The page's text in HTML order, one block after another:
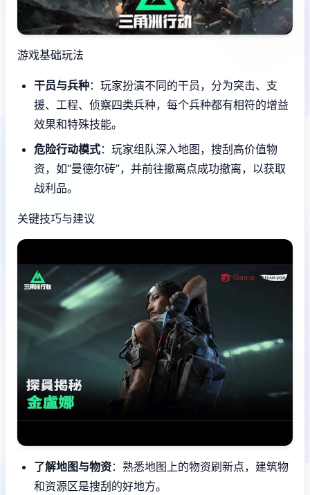
游戏基础玩法
干员与兵种：玩家扮演不同的干员，分为突击、支
援、工程、侦察四类兵种，每个兵种都有相符的增益
效果和特殊技能。
危险行动模式：玩家组队深入地图，搜刮高价值物
资，如“曼德尔砖”，并前往撤离点成功撤离，以获取
战利品。
关键技巧与建议
了解地图与物资：熟悉地图上的物资刷新点，建筑物
和资源区是搜刮的好地方。